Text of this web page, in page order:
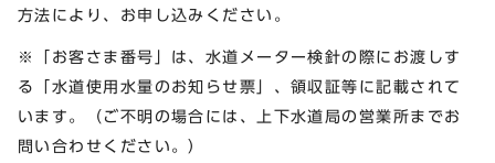
方法により、お申し込みください。
※「お客さま番号」は、水道メーター検針の際にお渡しす
る「水道使用水量のお知らせ票」、領収証等に記載されて
います。（ご不明の場合には、上下水道局の営業所までお
問い合わせください。）